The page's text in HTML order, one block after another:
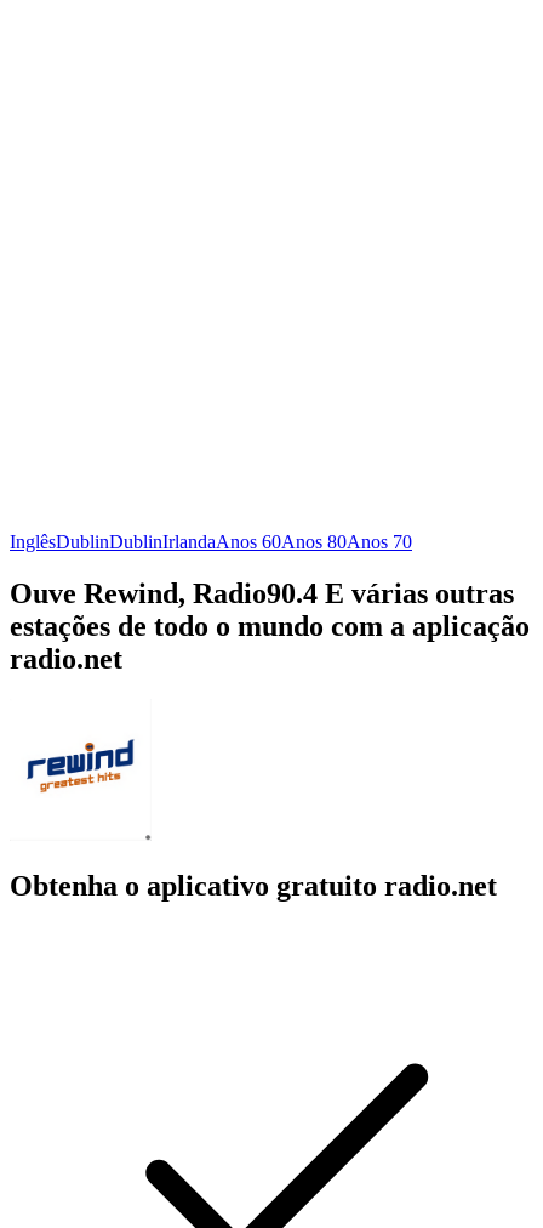
InglêsDublinDublinIrlandaAnos 60Anos 80Anos 70
Ouve Rewind, Radio90.4 E várias outras
estações de todo o mundo com a aplicação
radio.net
Obtenha o aplicativo gratuito radio.net